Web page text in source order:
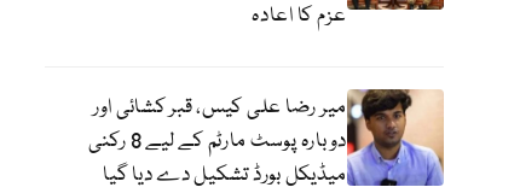
عزم کا اعادہ
میر رضا علی کیس، قبر کشائی اور
دوبارہ پوسٹ مارٹم کے لیے 8 رکنی
میڈیکل بورڈ تشکیل دے دیا گیا